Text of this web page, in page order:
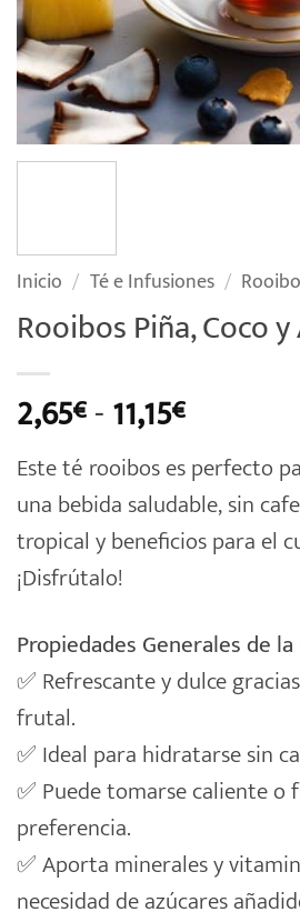
Inicio / Té e Infusiones /
Rooibos Piña, Coco
2,65€ -11,15€Rango
precios:
desde
2,65€
11,15€
Este té rooibos es perfecto
una bebida saludable, sin
tropical y beneficios para el
¡Disfrútalo!
Propiedades Generales de
✅ Refrescante y dulce
frutal.
✅ Ideal para hidratarse sin
✅ Puede tomarse caliente o
preferencia.
✅ Aporta minerales y
necesidad de azúcares